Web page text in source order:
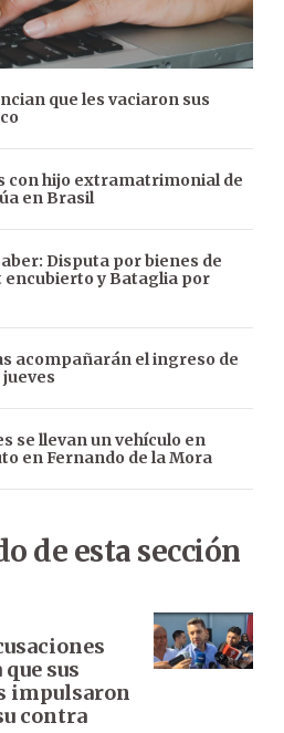
que les vaciaron sus
con hijo extramatrimonial de
en Brasil
Disputa por bienes de
y Bataglia por
acompañarán el ingreso de
se llevan un vehículo en
en Fernando de la Mora
de esta sección
sus
impulsaron
contra